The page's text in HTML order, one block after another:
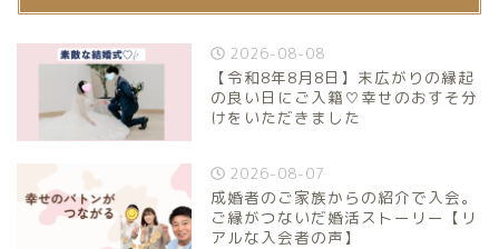
2026-08-08
【令和8年8月8日】末広がりの縁起
の良い日にご入籍♡幸せのおすそ分
けをいただきました
2026-08-07
成婚者のご家族からの紹介で入会。
ご縁がつないだ婚活ストーリー【リ
アルな入会者の声】